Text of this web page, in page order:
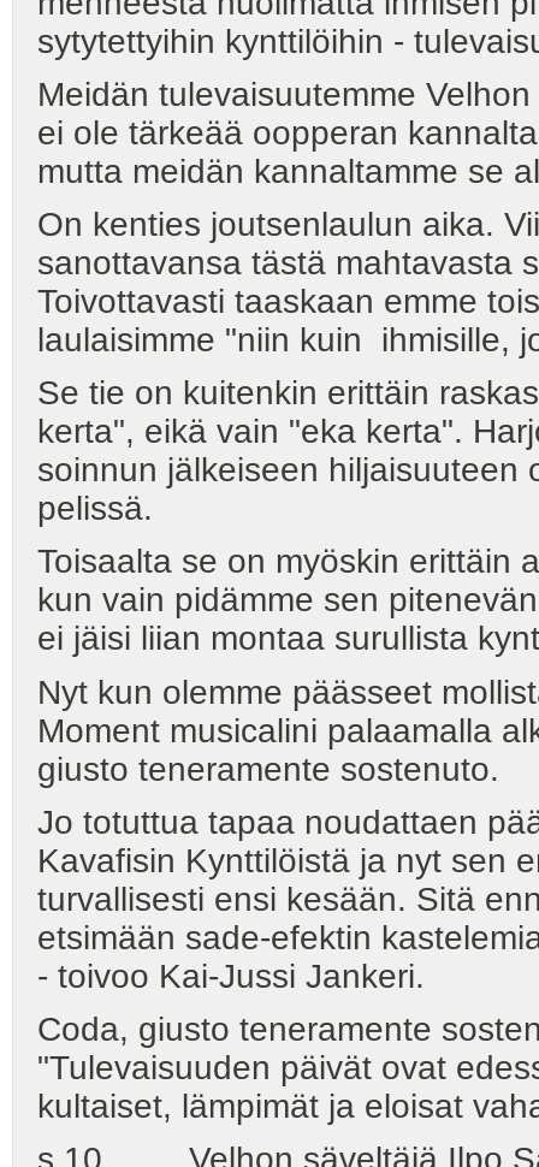
sytytettyihin kynttilöihin -
Meidän tulevaisuutemme
ei ole tärkeää oopperan
mutta meidän kannaltamme se
On kenties joutsenlaulun aika.
sanottavansa tästä mahtavasta
Toivottavasti taaskaan emme
laulaisimme "niin kuin ihmisille,
Se tie on kuitenkin erittäin
kerta", eikä vain "eka kerta".
soinnun jälkeiseen hiljaisuuteen
pelissä.
Toisaalta se on myöskin erittäin
kun vain pidämme sen
ei jäisi liian montaa surullista
Nyt kun olemme päässeet
Moment musicalini palaamalla
giusto teneramente sostenuto.
Jo totuttua tapaa noudattaen
Kavafisin Kynttilöistä ja nyt sen
turvallisesti ensi kesään. Sitä
etsimään sade-efektin
- toivoo Kai-Jussi Jankeri.
Coda, giusto teneramente
"Tulevaisuuden päivät ovat
kultaiset, lämpimät ja eloisat
s.10 Velhon säveltäjä Ilpo